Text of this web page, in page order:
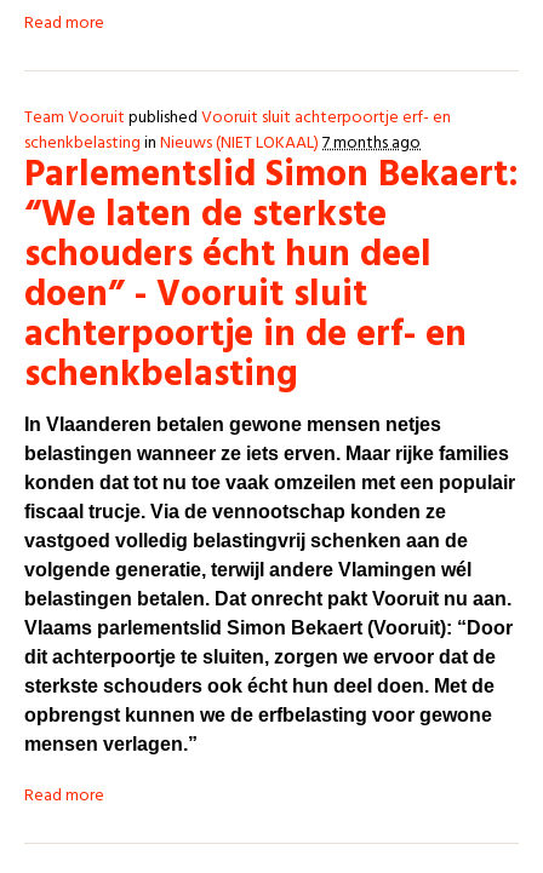
Read more
Team VooruitpublishedVooruit sluit achterpoortje erf- en
schenkbelastinginNieuws (NIET LOKAAL)7 months ago
Parlementslid Simon Bekaert:
“We laten de sterkste
schouders écht hun deel
doen” - Vooruit sluit
achterpoortje in de erf- en
schenkbelasting
In Vlaanderen betalen gewone mensen netjes
belastingen wanneer ze iets erven. Maar rijke families
konden dat tot nu toe vaak omzeilen met een populair
fiscaal trucje. Via de vennootschap konden ze
vastgoed volledig belastingvrij schenken aan de
volgende generatie, terwijl andere Vlamingen wél
belastingen betalen. Dat onrecht pakt Vooruit nu aan.
Vlaams parlementslid Simon Bekaert (Vooruit): “Door
dit achterpoortje te sluiten, zorgen we ervoor dat de
sterkste schouders ook écht hun deel doen. Met de
opbrengst kunnen we de erfbelasting voor gewone
mensen verlagen.”
Read more